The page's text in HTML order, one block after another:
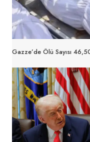
Gazze’de Ölü Sayısı